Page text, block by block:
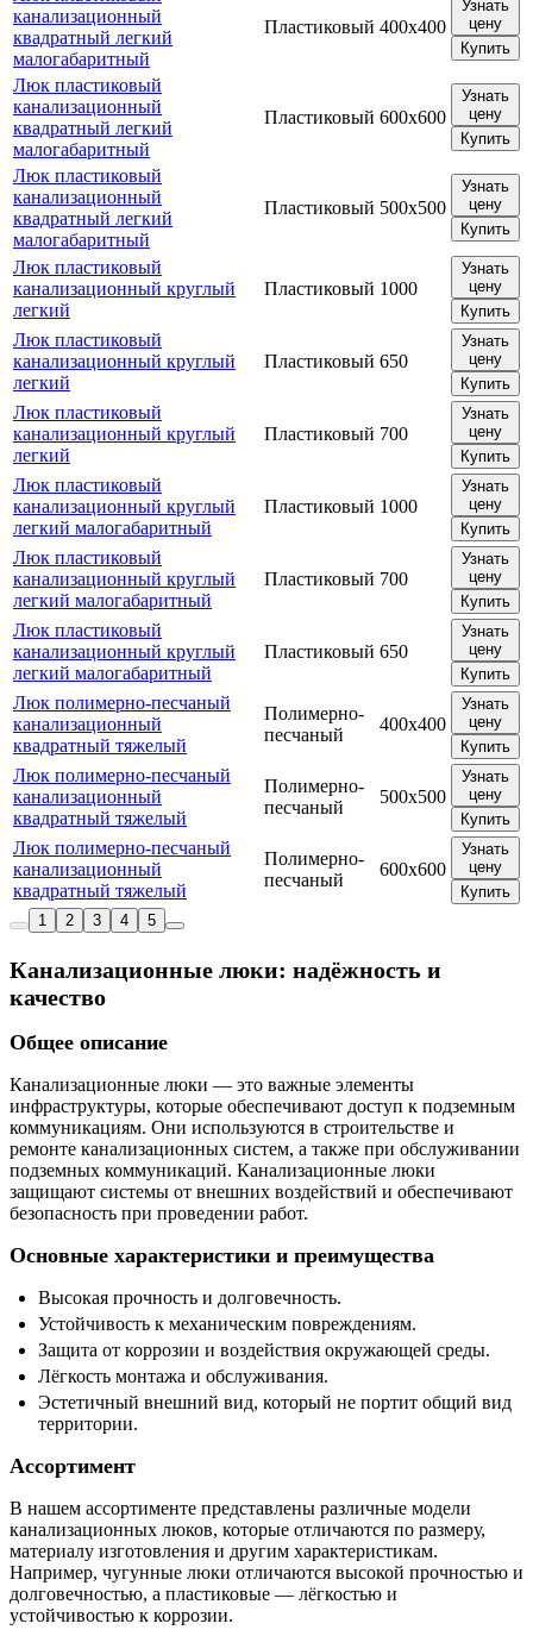
канализационный
квадратный легкий
малогабаритный
Пластиковый 400х400
Узнать
цену
Купить
Люк пластиковый
канализационный
квадратный легкий
малогабаритный
Пластиковый 600х600
Узнать
цену
Купить
Люк пластиковый
канализационный
квадратный легкий
малогабаритный
Пластиковый 500х500
Узнать
цену
Купить
Люк пластиковый
канализационный круглый
легкий
Пластиковый 1000
Узнать
цену
Купить
Люк пластиковый
канализационный круглый
легкий
Пластиковый 650
Узнать
цену
Купить
Люк пластиковый
канализационный круглый
легкий
Пластиковый 700
Узнать
цену
Купить
Люк пластиковый
канализационный круглый
легкий малогабаритный
Пластиковый 1000
Узнать
цену
Купить
Люк пластиковый
канализационный круглый
легкий малогабаритный
Пластиковый 700
Узнать
цену
Купить
Люк пластиковый
канализационный круглый
легкий малогабаритный
Пластиковый 650
Узнать
цену
Купить
Люк полимерно-песчаный
канализационный
квадратный тяжелый
Полимерно-
песчаный
400х400
Узнать
цену
Купить
Люк полимерно-песчаный
канализационный
квадратный тяжелый
Полимерно-
песчаный
500х500
Узнать
цену
Купить
Люк полимерно-песчаный
канализационный
квадратный тяжелый
Полимерно-
песчаный
600х600
Узнать
цену
Купить
1
2 3 4 5
Канализационные люки: надёжность и
качество
Общее описание
Канализационные люки — это важные элементы
инфраструктуры, которые обеспечивают доступ к подземным
коммуникациям. Они используются в строительстве и
ремонте канализационных систем, а также при обслуживании
подземных коммуникаций. Канализационные люки
защищают системы от внешних воздействий и обеспечивают
безопасность при проведении работ.
Основные характеристики и преимущества
Высокая прочность и долговечность.
Устойчивость к механическим повреждениям.
Защита от коррозии и воздействия окружающей среды.
Лёгкость монтажа и обслуживания.
Эстетичный внешний вид, который не портит общий вид
территории.
Ассортимент
В нашем ассортименте представлены различные модели
канализационных люков, которые отличаются по размеру,
материалу изготовления и другим характеристикам.
Например, чугунные люки отличаются высокой прочностью и
долговечностью, а пластиковые — лёгкостью и
устойчивостью к коррозии.